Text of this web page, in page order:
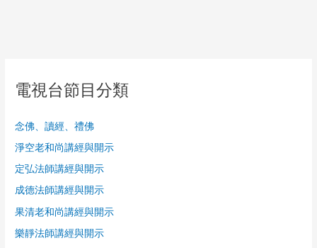
電視台節目分類
念佛、讀經、禮佛
淨空老和尚講經與開示
定弘法師講經與開示
成德法師講經與開示
果清老和尚講經與開示
樂靜法師講經與開示